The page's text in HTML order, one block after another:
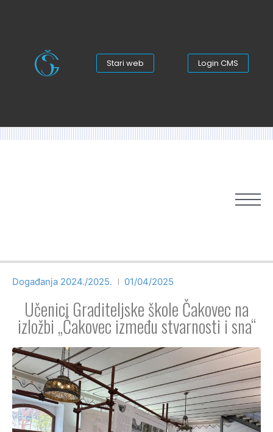
Stari web Login CMS
Događanja 2024./2025. 01/04/2025
Učenici Graditeljske škole Čakovec na
izložbi „Čakovec između stvarnosti i sna“